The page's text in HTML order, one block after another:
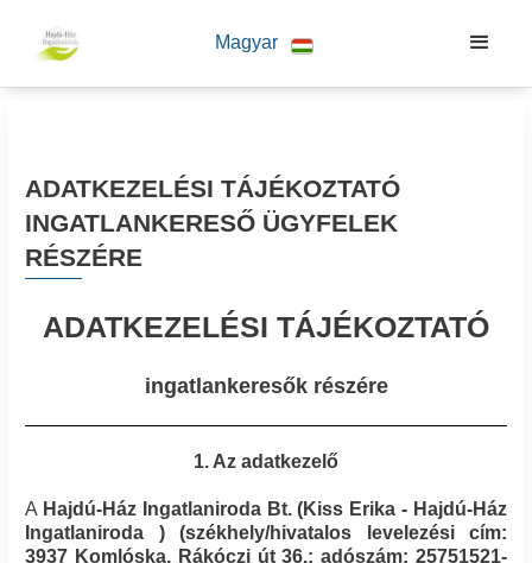
Magyar
ADATKEZELÉSI TÁJÉKOZTATÓ
INGATLANKERESŐ ÜGYFELEK
RÉSZÉRE
ADATKEZELÉSI TÁJÉKOZTATÓ
ingatlankeresők részére
1. Az adatkezelő
A Hajdú-Ház Ingatlaniroda Bt.(Kiss Erika - Hajdú-Ház
Ingatlaniroda ) (székhely/hivatalos levelezési cím:
3937 Komlóska, Rákóczi út 36.; adószám:25751521-